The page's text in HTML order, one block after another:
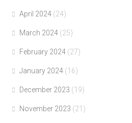
April 2024 (24)
March 2024 (25)
February 2024 (27)
January 2024 (16)
December 2023 (19)
November 2023 (21)